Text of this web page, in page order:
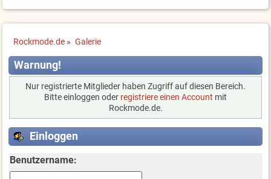
Rockmode.de » Galerie
Warnung!
Nur registrierte Mitglieder haben Zugriff auf diesen Bereich.
Bitte einloggen oder registriere einen Account mit
Rockmode.de.
Einloggen
Benutzername: